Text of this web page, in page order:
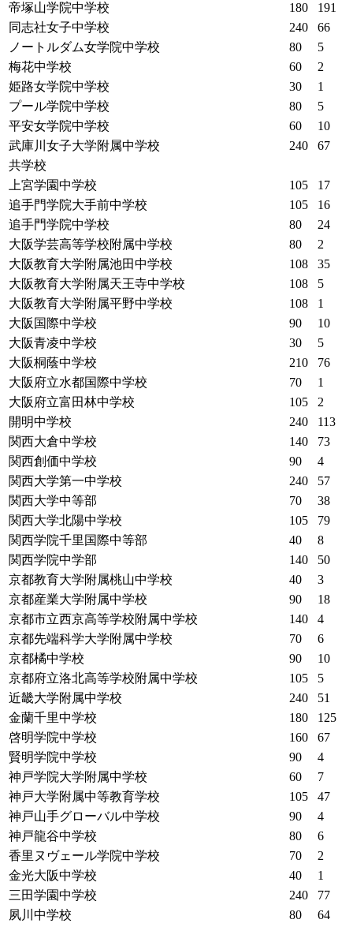
帝塚山学院中学校
180
191
同志社女子中学校
240
66
ノートルダム女学院中学校
80
5
梅花中学校
60
2
姫路女学院中学校
30
1
プール学院中学校
80
5
平安女学院中学校
60
10
武庫川女子大学附属中学校
240
67
共学校
上宮学園中学校
105
17
追手門学院大手前中学校
105
16
追手門学院中学校
80
24
大阪学芸高等学校附属中学校
80
2
大阪教育大学附属池田中学校
108
35
大阪教育大学附属天王寺中学校
108
5
大阪教育大学附属平野中学校
108
1
大阪国際中学校
90
10
大阪青凌中学校
30
5
大阪桐蔭中学校
210
76
大阪府立水都国際中学校
70
1
大阪府立富田林中学校
105
2
開明中学校
240
113
関西大倉中学校
140
73
関西創価中学校
90
4
関西大学第一中学校
240
57
関西大学中等部
70
38
関西大学北陽中学校
105
79
関西学院千里国際中等部
40
8
関西学院中学部
140
50
京都教育大学附属桃山中学校
40
3
京都産業大学附属中学校
90
18
京都市立西京高等学校附属中学校
140
4
京都先端科学大学附属中学校
70
6
京都橘中学校
90
10
京都府立洛北高等学校附属中学校
105
5
近畿大学附属中学校
240
51
金蘭千里中学校
180
125
啓明学院中学校
160
67
賢明学院中学校
90
4
神戸学院大学附属中学校
60
7
神戸大学附属中等教育学校
105
47
神戸山手グローバル中学校
90
4
神戸龍谷中学校
80
6
香里ヌヴェール学院中学校
70
2
金光大阪中学校
40
1
三田学園中学校
240
77
夙川中学校
80
64